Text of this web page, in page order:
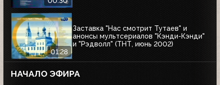
01:28
Заставка "Нас смотрит Тутаев" и
анонсы мультсериалов "Кэнди-Кэнди"
и "Рэдволл" (ТНТ, июнь 2002)
НАЧАЛО ЭФИРА